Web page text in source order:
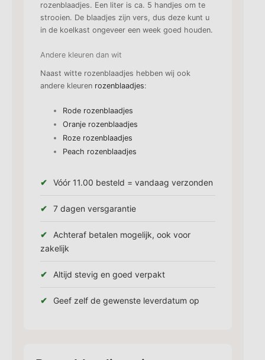
rozenblaadjes. Een liter is ca. 5 handjes om te
strooien. De blaadjes zijn vers, dus deze kunt u
in de koelkast ongeveer een week goed houden.
Andere kleuren dan wit
Naast witte rozenblaadjes hebben wij ook
andere kleuren rozenblaadjes:
Rode rozenblaadjes
Oranje rozenblaadjes
Roze rozenblaadjes
Peach rozenblaadjes
Vóór 11.00 besteld = vandaag verzonden
7 dagen versgarantie
Achteraf betalen mogelijk, ook voor
zakelijk
Altijd stevig en goed verpakt
Geef zelf de gewenste leverdatum op